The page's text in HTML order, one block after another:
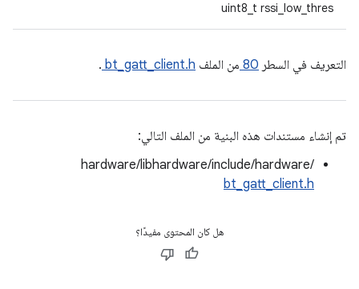
uint8_t rssi_low_thres
التعريف في السطر 80 من الملف bt_gatt_client.h
.
تم إنشاء مستندات هذه البنية من الملف التالي:
hardware/libhardware/include/hardware/
bt_gatt_client.h
هل كان المحتوى مفيدًا؟